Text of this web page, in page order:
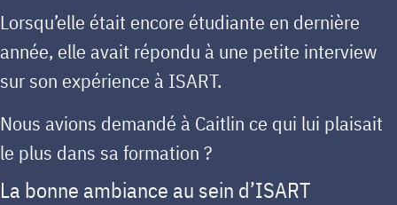
Lorsqu’elle était encore étudiante en dernière
année, elle avait répondu à une petite interview
sur son expérience à ISART.
Nous avions demandé à Caitlin ce qui lui plaisait
le plus dans sa formation ?
La bonne ambiance au sein d’ISART